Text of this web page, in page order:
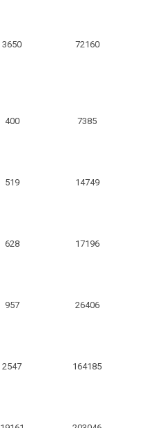
3650 72160
400 7385
519 14749
628 17196
957 26406
2547 164185